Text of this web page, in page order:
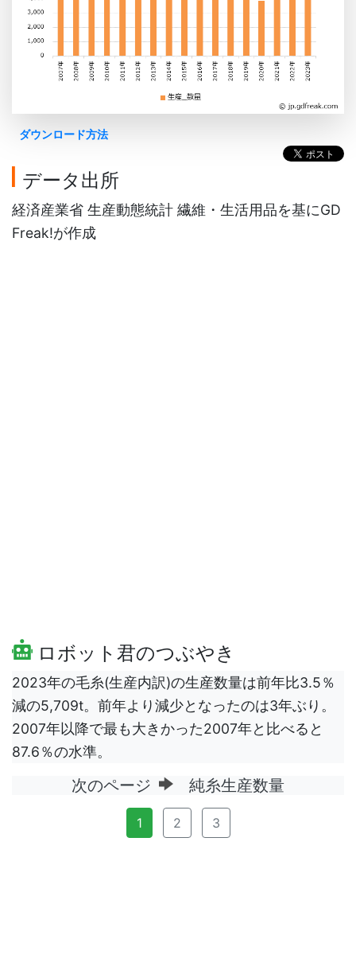
ダウンロード方法
データ出所
経済産業省 生産動態統計 繊維・生活用品を基にGD
Freak!が作成
ロボット君のつぶやき
2023年の毛糸(生産内訳)の生産数量は前年比3.5％
減の5,709t。前年より減少となったのは3年ぶり。
2007年以降で最も大きかった2007年と比べると
87.6％の水準。
次のページ 純糸生産数量
1 2 3